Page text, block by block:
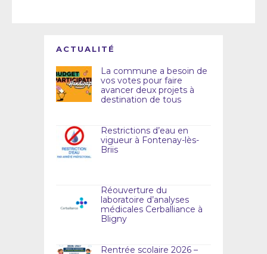
ACTUALITÉ
La commune a besoin de
vos votes pour faire
avancer deux projets à
destination de tous
Restrictions d’eau en
vigueur à Fontenay-lès-
Briis
Réouverture du
laboratoire d’analyses
médicales Cerballiance à
Bligny
Rentrée scolaire 2026 –